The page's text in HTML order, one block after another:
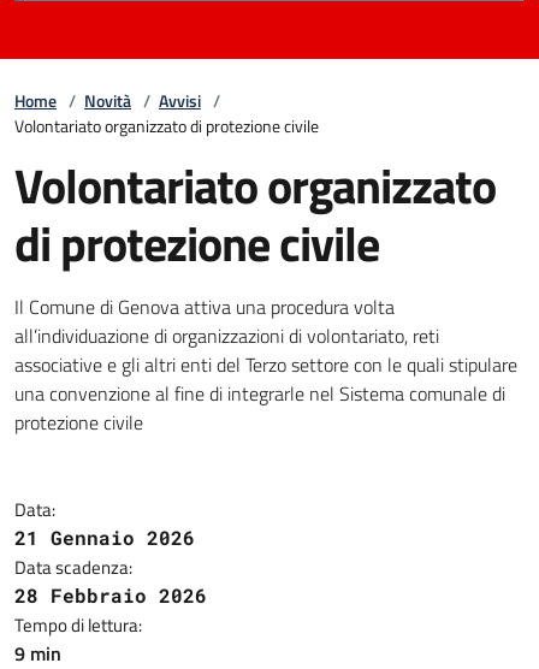
Home / Novità / Avvisi /
Volontariato organizzato di protezione civile
Volontariato organizzato
di protezione civile
Il Comune di Genova attiva una procedura volta
all’individuazione di organizzazioni di volontariato, reti
associative e gli altri enti del Terzo settore con le quali stipulare
una convenzione al fine di integrarle nel Sistema comunale di
protezione civile
Data:
21 Gennaio 2026
Data scadenza:
28 Febbraio 2026
Tempo di lettura:
9 min